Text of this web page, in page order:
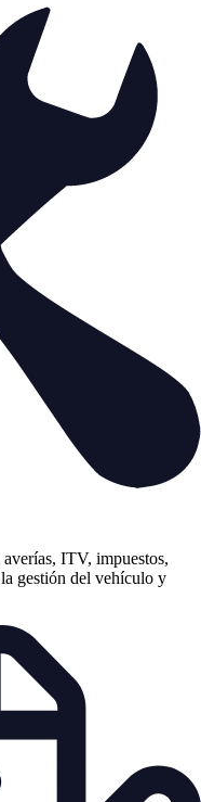
ITV, impuestos,
gestión del vehículo y